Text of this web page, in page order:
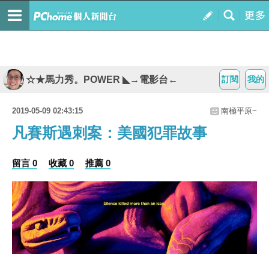
我的
訂閱
☆★馬力秀。POWER ◣→電影台←
2019-05-09 02:43:15 南極平原~
凡賽斯遇刺案：美國犯罪故事
留言 0 收藏 0 推薦 0